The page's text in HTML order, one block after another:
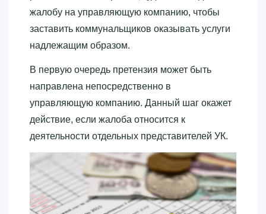
жалобу на управляющую компанию, чтобы
заставить коммунальщиков оказывать услуги
надлежащим образом.
В первую очередь претензия может быть
направлена непосредственно в
управляющую компанию. Данный шаг окажет
действие, если жалоба относится к
деятельности отдельных представителей УК.